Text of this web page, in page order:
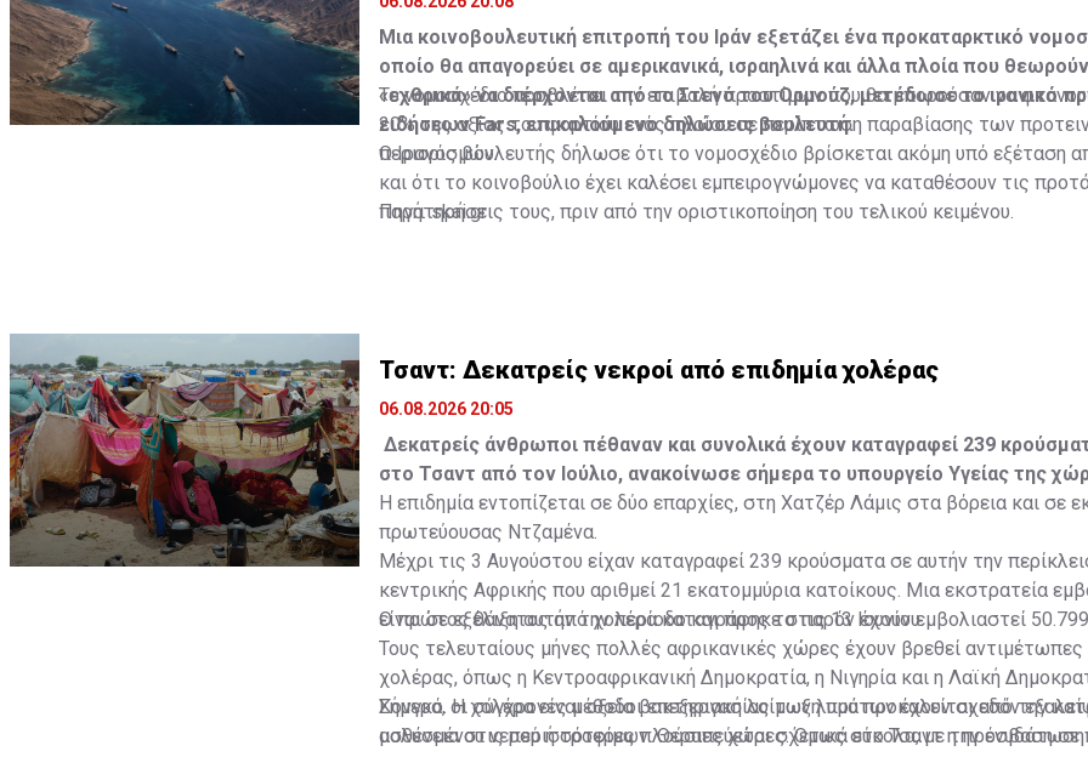
Μια κοινοβουλευτική επιτροπή του Ιράν εξετάζει ένα προκαταρκτικό
οποίο θα απαγορεύει σε αμερικανικά, ισραηλινά και άλλα πλοία που
«εχθρικά» να διέρχονται από το Στενό του Ορμούζ, μετέδωσε το ιρανικό
ειδήσεων Fars, επικαλούμενο δηλώσεις βουλευτή.
Το νομοσχέδιο προβλέπει την επιβολή προστίμων που θα μπορούσαν να
20% της αξίας του φορτίου ενός πλοίου σε περίπτωση παραβίασης των
περιορισμών.
Ο Ιρανός βουλευτής δήλωσε ότι το νομοσχέδιο βρίσκεται ακόμη υπό εξέταση
και ότι το κοινοβούλιο έχει καλέσει εμπειρογνώμονες να καταθέσουν τις
παρατηρήσεις τους, πριν από την οριστικοποίηση του τελικού κειμένου.
Πηγή: skai.gr
Τσαντ: Δεκατρείς νεκροί από επιδημία χολέρας
06.08.2026 20:05
Δεκατρείς άνθρωποι πέθαναν και συνολικά έχουν καταγραφεί 239
στο Τσαντ από τον Ιούλιο, ανακοίνωσε σήμερα το υπουργείο Υγείας της
Η επιδημία εντοπίζεται σε δύο επαρχίες, στη Χατζέρ Λάμις στα βόρεια και σε
πρωτεύουσας Ντζαμένα.
Μέχρι τις 3 Αυγούστου είχαν καταγραφεί 239 κρούσματα σε αυτήν την
κεντρικής Αφρικής που αριθμεί 21 εκατομμύρια κατοίκους. Μια εκστρατεία
είναι σε εξέλιξη αυτήν την περίοδο και προς το παρόν έχουν εμβολιαστεί
Ο πρώτος θάνατος από χολέρα καταγράφηκε στις 13 Ιουνίου.
Τους τελευταίους μήνες πολλές αφρικανικές χώρες έχουν βρεθεί αντιμέτωπες
χολέρας, όπως η Κεντροαφρικανική Δημοκρατία, η Νιγηρία και η Λαϊκή
Κονγκό. Η χολέρα είναι οξεία βακτηριακή λοίμωξη που προκαλείται από την
μολυσμένου νερού ή τροφίμων. Θεραπεύεται σχετικά εύκολα, με την
Σήμερα, οι σύγχρονες μέθοδοι επεξεργασίας των λυμάτων έχουν σχεδόν
ασθένεια στις περισσότερες πλούσιες χώρες. Όμως στο Τσαντ η πρόσβαση σε